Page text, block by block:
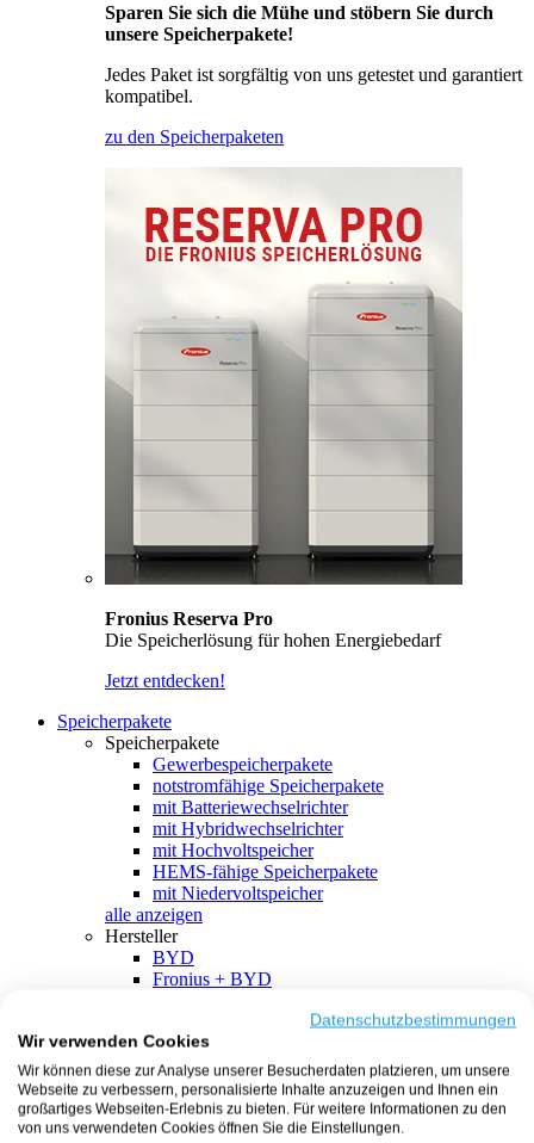
Sparen Sie sich die Mühe und stöbern Sie durch
unsere Speicherpakete!
Jedes Paket ist sorgfältig von uns getestet und garantiert
kompatibel.
zu den Speicherpaketen
Fronius Reserva Pro
Die Speicherlösung für hohen Energiebedarf
Jetzt entdecken!
Speicherpakete
Speicherpakete
Gewerbespeicherpakete
notstromfähige Speicherpakete
mit Batteriewechselrichter
mit Hybridwechselrichter
mit Hochvoltspeicher
HEMS-fähige Speicherpakete
mit Niedervoltspeicher
alle anzeigen
Hersteller
BYD
Fronius + BYD
SMA + BYD
EcoFlow
EcoFlow + EcoFlow
FENECON
FENECON + FENECON
Datenschutzbestimmungen
Wir verwenden Cookies
Wir können diese zur Analyse unserer Besucherdaten platzieren, um unsere
Webseite zu verbessern, personalisierte Inhalte anzuzeigen und Ihnen ein
großartiges Webseiten-Erlebnis zu bieten. Für weitere Informationen zu den
von uns verwendeten Cookies öffnen Sie die Einstellungen.